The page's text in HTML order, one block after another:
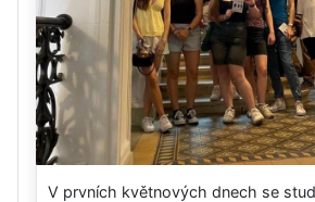
V prvních květnových dnech se